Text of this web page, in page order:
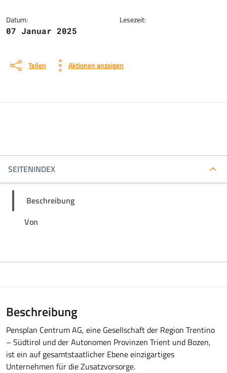
Datum:
07 Januar 2025
Lesezeit:
Teilen Aktionen anzeigen
SEITENINDEX
Beschreibung
Von
Beschreibung
Pensplan Centrum AG, eine Gesellschaft der Region Trentino
– Südtirol und der Autonomen Provinzen Trient und Bozen,
ist ein auf gesamtstaatlicher Ebene einzigartiges
Unternehmen für die Zusatzvorsorge.